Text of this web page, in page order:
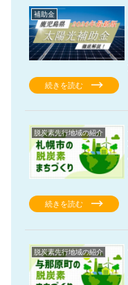
補助金
続きを読む
脱炭素先行地域の紹介
続きを読む
脱炭素先行地域の紹介